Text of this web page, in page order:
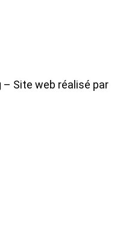
– Site web réalisé par